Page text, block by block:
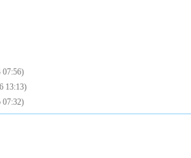
07:56)
13:13)
07:32)